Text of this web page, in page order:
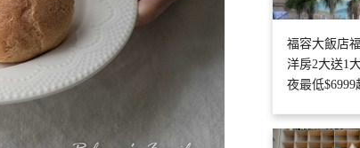
福容大飯店
洋房2大送1
夜最低$6999